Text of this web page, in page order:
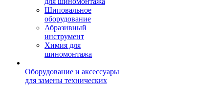
Шиповальное
оборудование
Абразивный
инструмент
Химия для
шиномонтажа
Оборудование и аксессуары
для замены технических